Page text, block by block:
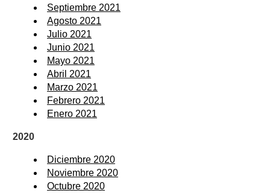
Septiembre 2021
Agosto 2021
Julio 2021
Junio 2021
Mayo 2021
Abril 2021
Marzo 2021
Febrero 2021
Enero 2021
2020
Diciembre 2020
Noviembre 2020
Octubre 2020